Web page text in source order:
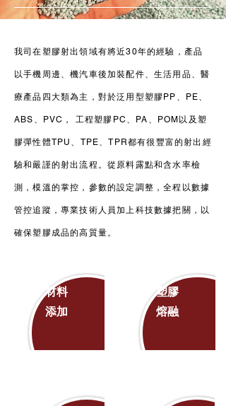
我司在塑膠射出領域有將近30年的經驗，產品
以手機周邊、機汽車後加裝配件、生活用品、醫
療產品四大類為主，對於泛用型塑膠PP、PE、
ABS、PVC， 工程塑膠PC、PA、POM以及塑
膠彈性體TPU、TPE、TPR都有很豐富的射出經
驗和嚴謹的射出流程。從原料露點和含水率檢
測，模溫的掌控，參數的設定調整，全程以數據
管控追蹤，專業技術人員加上科技數據把關，以
確保塑膠成品的高質量。
材料
添加
塑膠
熔融